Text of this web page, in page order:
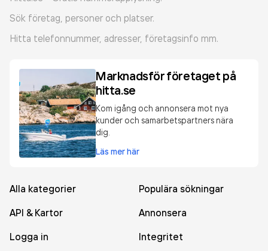
Sök företag, personer och platser.
Hitta telefonnummer, adresser, företagsinfo mm.
Marknadsför företaget på
hitta.se
Kom igång och annonsera mot nya
kunder och samarbetspartners nära
dig.
Läs mer här
Alla kategorier
Populära sökningar
API & Kartor
Annonsera
Logga in
Integritet